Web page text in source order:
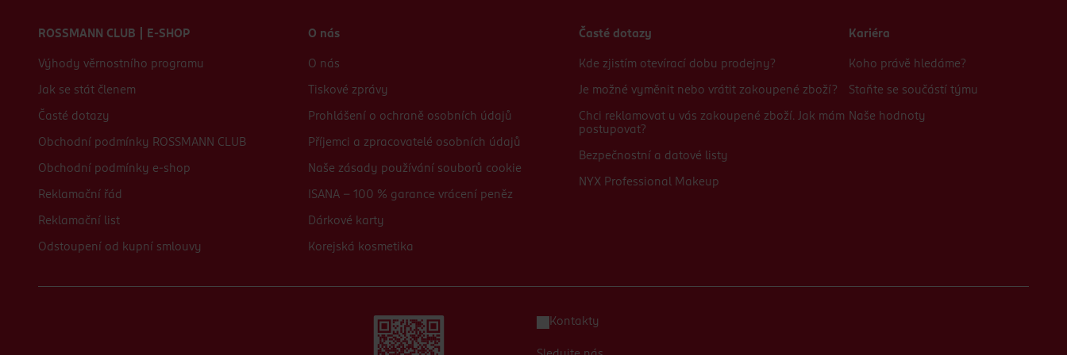
ROSSMANN CLUB | E-SHOP
Výhody věrnostního programu
Jak se stát členem
Časté dotazy
Obchodní podmínky ROSSMANN CLUB
Obchodní podmínky e-shop
Reklamační řád
Reklamační list
Odstoupení od kupní smlouvy
O nás
O nás
Tiskové zprávy
Prohlášení o ochraně osobních údajů
Příjemci a zpracovatelé osobních údajů
Naše zásady používání souborů cookie
ISANA - 100 % garance vrácení peněz
Dárkové karty
Korejská kosmetika
Časté dotazy
Kde zjistím otevírací dobu prodejny?
Je možné vyměnit nebo vrátit zakoupené zboží?
Chci reklamovat u vás zakoupené zboží. Jak mám
postupovat?
Bezpečnostní a datové listy
NYX Professional Makeup
Kariéra
Koho právě hledáme?
Staňte se součástí týmu
Naše hodnoty
Kontakty